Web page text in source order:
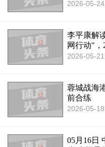
2026-05-
李平康解
网行动"
2026-05-
蓉城战海
前合练
2026-05-
05月16日